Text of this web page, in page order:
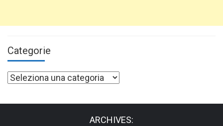
Categorie
Categorie
ARCHIVES: